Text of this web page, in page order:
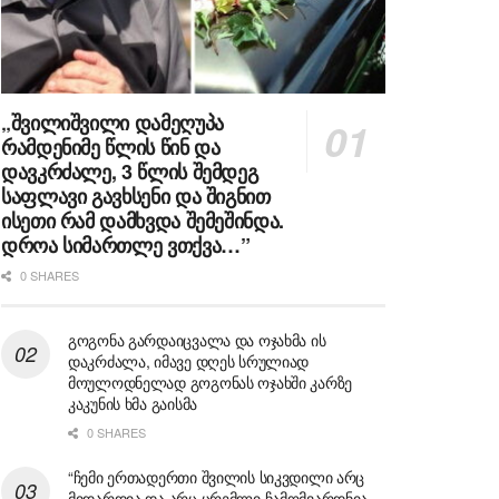
„შვილიშვილი დამეღუპა
რამდენიმე წლის წინ და
დავკრძალე, 3 წლის შემდეგ
საფლავი გავხსენი და შიგნით
ისეთი რამ დამხვდა შემეშინდა.
დროა სიმართლე ვთქვა…”
0 SHARES
გოგონა გარდაიცვალა და ოჯახმა ის
დაკრძალა, იმავე დღეს სრულიად
მოულოდნელად გოგონას ოჯახში კარზე
კაკუნის ხმა გაისმა
0 SHARES
“ჩემი ერთადერთი შვილის სიკვდილი არც